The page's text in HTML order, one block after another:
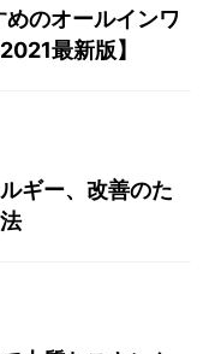
のオールインワ
最新版】
ギー、改善のた